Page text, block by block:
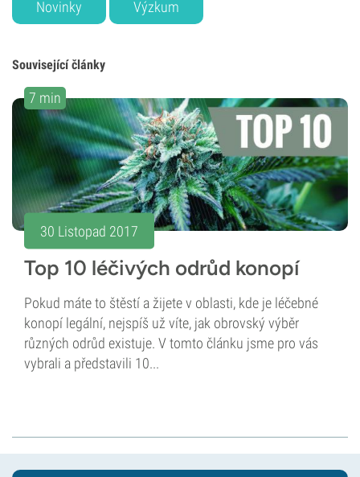
Novinky Výzkum
Související články
7 min
30 Listopad 2017
Top 10 léčivých odrůd konopí
Pokud máte to štěstí a žijete v oblasti, kde je léčebné
konopí legální, nejspíš už víte, jak obrovský výběr
různých odrůd existuje. V tomto článku jsme pro vás
vybrali a představili 10...